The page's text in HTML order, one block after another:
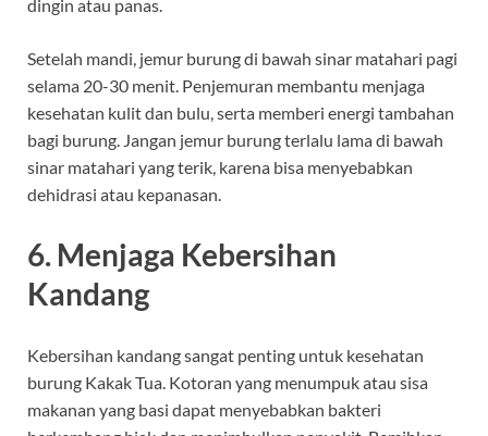
dingin atau panas.
Setelah mandi, jemur burung di bawah sinar matahari pagi
selama 20-30 menit. Penjemuran membantu menjaga
kesehatan kulit dan bulu, serta memberi energi tambahan
bagi burung. Jangan jemur burung terlalu lama di bawah
sinar matahari yang terik, karena bisa menyebabkan
dehidrasi atau kepanasan.
6. Menjaga Kebersihan
Kandang
Kebersihan kandang sangat penting untuk kesehatan
burung Kakak Tua. Kotoran yang menumpuk atau sisa
makanan yang basi dapat menyebabkan bakteri